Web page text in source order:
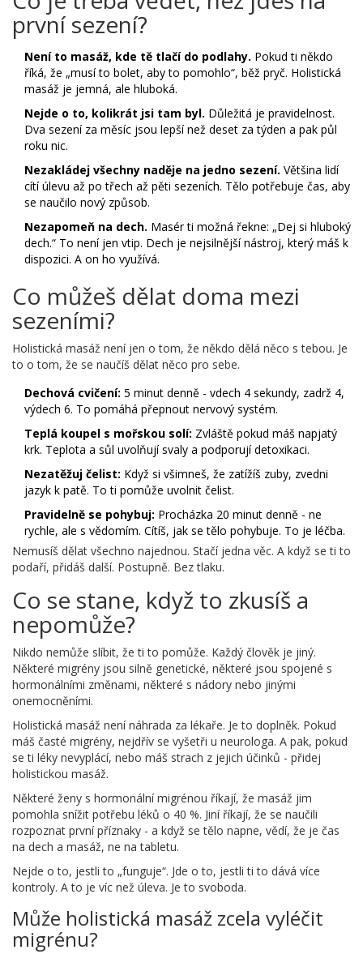
první sezení?
Není to masáž, kde tě tlačí do podlahy. Pokud ti někdo
říká, že „musí to bolet, aby to pomohlo“, běž pryč. Holistická
masáž je jemná, ale hluboká.
Nejde o to, kolikrát jsi tam byl. Důležitá je pravidelnost.
Dva sezení za měsíc jsou lepší než deset za týden a pak půl
roku nic.
Nezakládej všechny naděje na jedno sezení. Většina lidí
cítí úlevu až po třech až pěti sezeních. Tělo potřebuje čas, aby
se naučilo nový způsob.
Nezapomeň na dech. Masér ti možná řekne: „Dej si hluboký
dech.“ To není jen vtip. Dech je nejsilnější nástroj, který máš k
dispozici. A on ho využívá.
Co můžeš dělat doma mezi
sezeními?
Holistická masáž není jen o tom, že někdo dělá něco s tebou. Je
to o tom, že se naučíš dělat něco pro sebe.
Dechová cvičení: 5 minut denně - vdech 4 sekundy, zadrž 4,
výdech 6. To pomáhá přepnout nervový systém.
Teplá koupel s mořskou solí: Zvláště pokud máš napjatý
krk. Teplota a sůl uvolňují svaly a podporují detoxikaci.
Nezatěžuj čelist: Když si všimneš, že zatížíš zuby, zvedni
jazyk k patě. To ti pomůže uvolnit čelist.
Pravidelně se pohybuj: Procházka 20 minut denně - ne
rychle, ale s vědomím. Cítíš, jak se tělo pohybuje. To je léčba.
Nemusíš dělat všechno najednou. Stačí jedna věc. A když se ti to
podaří, přidáš další. Postupně. Bez tlaku.
Co se stane, když to zkusíš a
nepomůže?
Nikdo nemůže slíbit, že ti to pomůže. Každý člověk je jiný.
Některé migrény jsou silně genetické, některé jsou spojené s
hormonálními změnami, některé s nádory nebo jinými
onemocněními.
Holistická masáž není náhrada za lékaře. Je to doplněk. Pokud
máš časté migrény, nejdřív se vyšetři u neurologa. A pak, pokud
se ti léky nevyplácí, nebo máš strach z jejich účinků - přidej
holistickou masáž.
Některé ženy s hormonální migrénou říkají, že masáž jim
pomohla snížit potřebu léků o 40 %. Jiní říkají, že se naučili
rozpoznat první příznaky - a když se tělo napne, vědí, že je čas
na dech a masáž, ne na tabletu.
Nejde o to, jestli to „funguje“. Jde o to, jestli ti to dává více
kontroly. A to je víc než úleva. Je to svoboda.
Může holistická masáž zcela vyléčit
migrénu?